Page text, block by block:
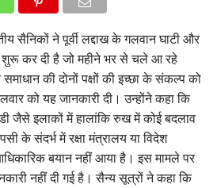
सैनिकों ने पूर्वी लद्दाख के गलवान घाटी और
शुरू कर दी है जो महीने भर से चले आ रहे
की दोनों पक्षों की इच्छा के संकल्प को
को यह जानकारी दी। उन्होंने कहा कि
जैसे इलाकों में हालांकि रुख में कोई बदलाव
के संदर्भ में रक्षा मंत्रालय या विदेश
बयान नहीं आया है। इस मामले पर
नहीं दी गई है। सैन्य सूत्रों ने कहा कि